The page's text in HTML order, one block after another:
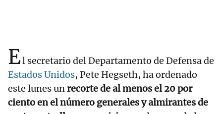
El secretario del Departamento de Defensa de
Estados Unidos, Pete Hegseth, ha ordenado
este lunes unrecorte de al menos el 20 por
ciento en el número generales y almirantes de